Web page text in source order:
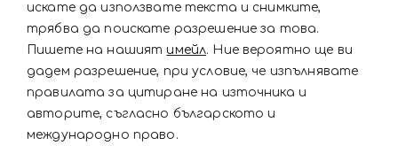
искате да използвате текста и снимките,
трябва да поискате разрешение за това.
Пишете на нашиятимейл. Ние вероятно ще ви
дадем разрешение, при условие, че изпълнявате
правилата за цитиране на източника и
авторите, съгласно българското и
международно право.